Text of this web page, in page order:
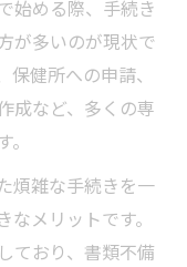
始める際、手続き
が多いのが現状で
健所への申請、
成など、多くの専
煩雑な手続きを一
メリットです。
ており、書類不備